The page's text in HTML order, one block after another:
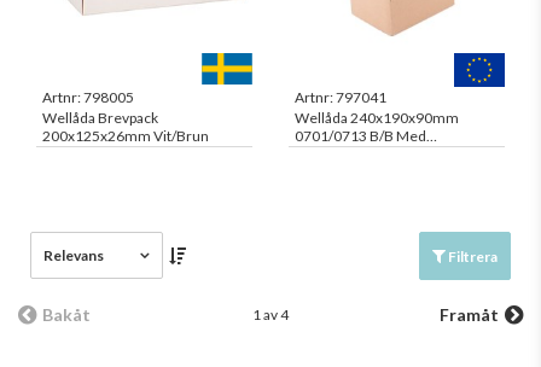
Artnr:798005
Wellåda Brevpack
200x125x26mm Vit/Brun
Artnr:797041
Wellåda 240x190x90mm
0701/0713 B/B Med
Relevans Filtrera
Bakåt 1 av 4 Framåt